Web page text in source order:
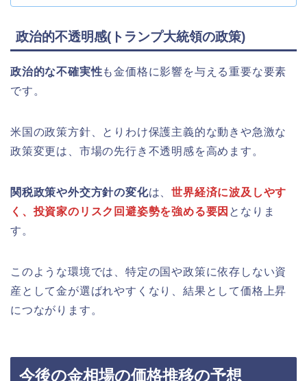
政治的不透明感(トランプ大統領の政策)
政治的な不確実性も金価格に影響を与える重要な要素
です。
米国の政策方針、とりわけ保護主義的な動きや急激な
政策変更は、市場の先行き不透明感を高めます。
関税政策や外交方針の変化は、世界経済に波及しやす
く、投資家のリスク回避姿勢を強める要因 となりま
す。
このような環境では、特定の国や政策に依存しない資
産として金が選ばれやすくなり、結果として価格上昇
につながります。
今後の金相場の価格推移の予想